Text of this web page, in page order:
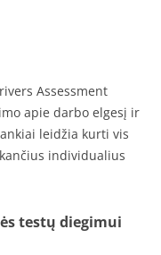
Assessment
apie darbo elgesį ir
leidžia kurti vis
individualius
testų diegimui